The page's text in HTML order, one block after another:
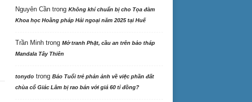
Nguyên Cầntrong Không khí chuẩn bị cho Tọa đàm
Khoa học Hoằng pháp Hải ngoại năm 2025 tại Huế
Trần Minhtrong Mở tranh Phật, cầu an trên bảo tháp
Mandala Tây Thiên
tonydotrong Báo Tuổi trẻ phản ảnh về việc phần đất
chùa cổ Giác Lâm bị rao bán với giá 60 tỉ đồng?